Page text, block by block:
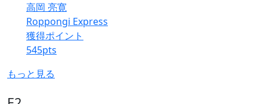
高岡 亮寛
Roppongi Express
獲得ポイント
545pts
もっと見る